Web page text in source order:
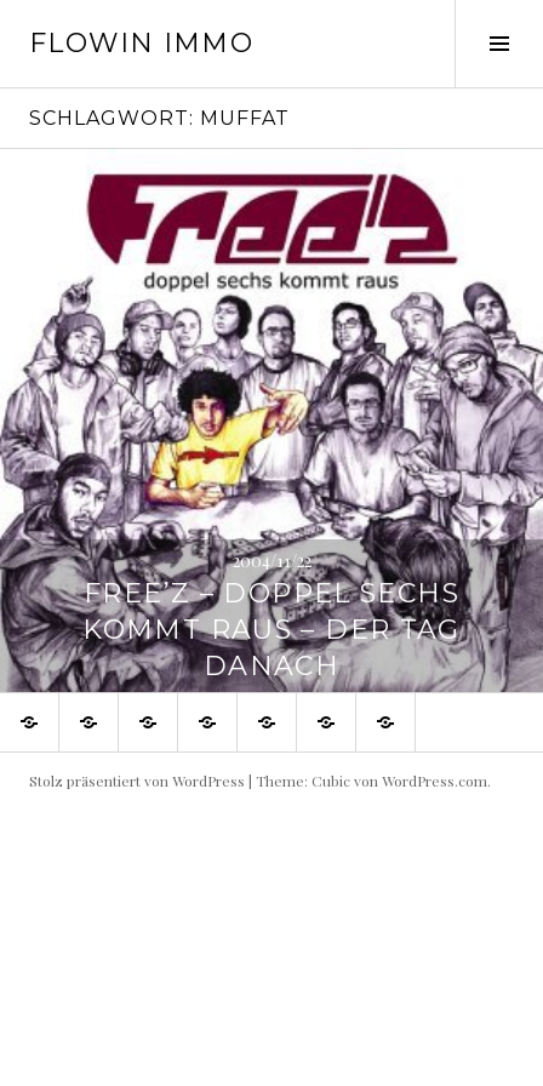
zumFLOWIN IMMO
SCHLAGWORT: MUFFAT
2004/11/22
FREE’Z – DOPPEL SECHS
KOMMT RAUS – DER TAG
DANACH
SHOP Blog Flowin
IMMO
Live
Shows
Produktive
Partner
Links Impressum
Stolz präsentiert von WordPress | Theme: Cubic von WordPress.com.